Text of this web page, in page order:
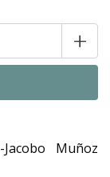
+
Muñoz